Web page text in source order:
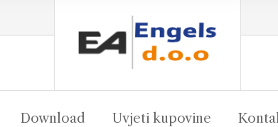
Download Uvjeti kupovine